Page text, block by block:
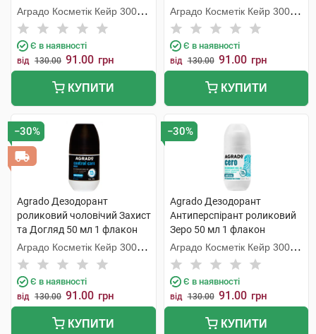
Аградо Косметік Кейр 3000
С.Л.У.
Є в наявності
від 130.00 91.00 грн
КУПИТИ
Аградо Косметік Кейр 3000
С.Л.У.
Є в наявності
від 130.00 91.00 грн
КУПИТИ
−30%
Agrado Дезодорант
роликовий чоловічий Захист
та Догляд 50 мл 1 флакон
Аградо Косметік Кейр 3000
С.Л.У.
Є в наявності
від 130.00 91.00 грн
КУПИТИ
−30%
Agrado Дезодорант
Антиперспірант роликовий
Зеро 50 мл 1 флакон
Аградо Косметік Кейр 3000
С.Л.У.
Є в наявності
від 130.00 91.00 грн
КУПИТИ